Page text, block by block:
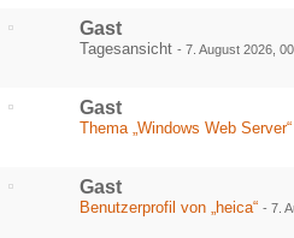
Gast
Tagesansicht - 7. August 2026,
Gast
Thema „Windows Web Server“
Gast
Benutzerprofil von „heica“ - 7.